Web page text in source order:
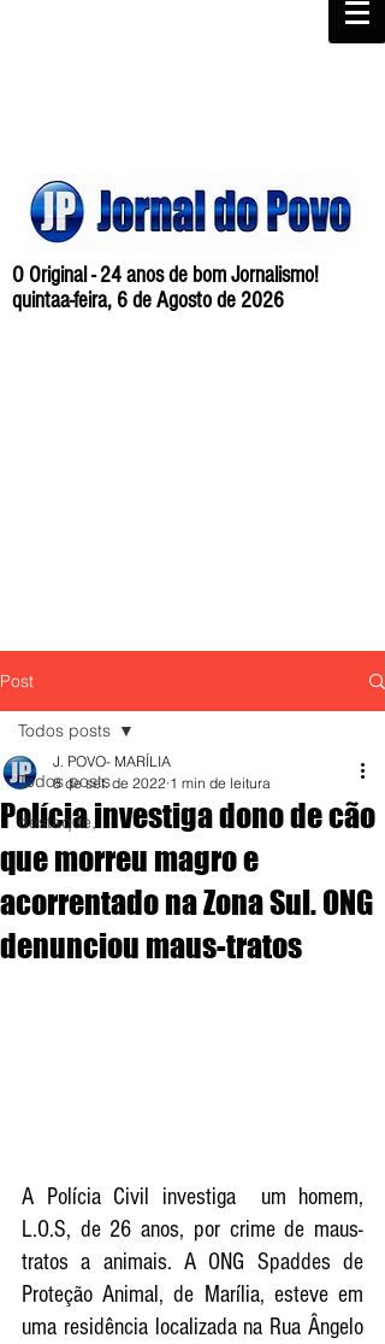
O Original - 24 anos de bom Jornalismo!
quintaa-feira, 6 de Agosto de 2026
Post
Todos posts
destaque,
Todos posts
Polícia investiga dono de cão
que morreu magro e
acorrentado na Zona Sul. ONG
denunciou maus-tratos
J. POVO- MARÍLIA
8 de set. de 2022 1 min de leitura
A Polícia Civil investiga  um homem,
L.O.S, de 26 anos, por crime de maus-
tratos a animais. A ONG Spaddes de
Proteção Animal, de Marília, esteve em
uma residência localizada na Rua Ângelo